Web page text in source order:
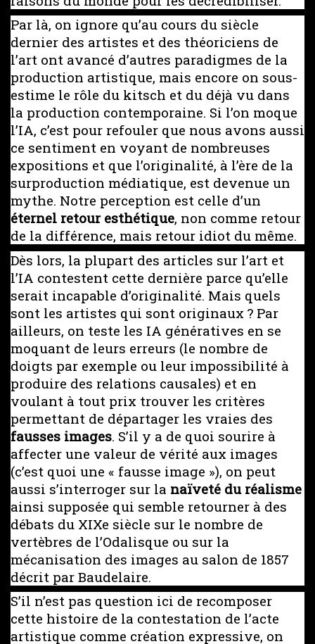
Par là, on ignore qu’au cours du siècle
dernier des artistes et des théoriciens de
l’art ont avancé d’autres paradigmes de la
production artistique, mais encore on sous-
estime le rôle du kitsch et du déjà vu dans
la production contemporaine. Si l’on moque
l’IA, c’est pour refouler que nous avons aussi
ce sentiment en voyant de nombreuses
expositions et que l’originalité, à l’ère de la
surproduction médiatique, est devenue un
mythe. Notre perception est celle d’un
éternel retour esthétique, non comme retour
de la différence, mais retour idiot du même.
Dès lors, la plupart des articles sur l’art et
l’IA contestent cette dernière parce qu’elle
serait incapable d’originalité. Mais quels
sont les artistes qui sont originaux ? Par
ailleurs, on teste les IA génératives en se
moquant de leurs erreurs (le nombre de
doigts par exemple ou leur impossibilité à
produire des relations causales) et en
voulant à tout prix trouver les critères
permettant de départager les vraies des
fausses images. S’il y a de quoi sourire à
affecter une valeur de vérité aux images
(c’est quoi une « fausse image »), on peut
aussi s’interroger sur la naïveté du réalisme
ainsi supposée qui semble retourner à des
débats du XIXe siècle sur le nombre de
vertèbres de l’Odalisque ou sur la
mécanisation des images au salon de 1857
décrit par Baudelaire.
S’il n’est pas question ici de recomposer
cette histoire de la contestation de l’acte
artistique comme création expressive, on